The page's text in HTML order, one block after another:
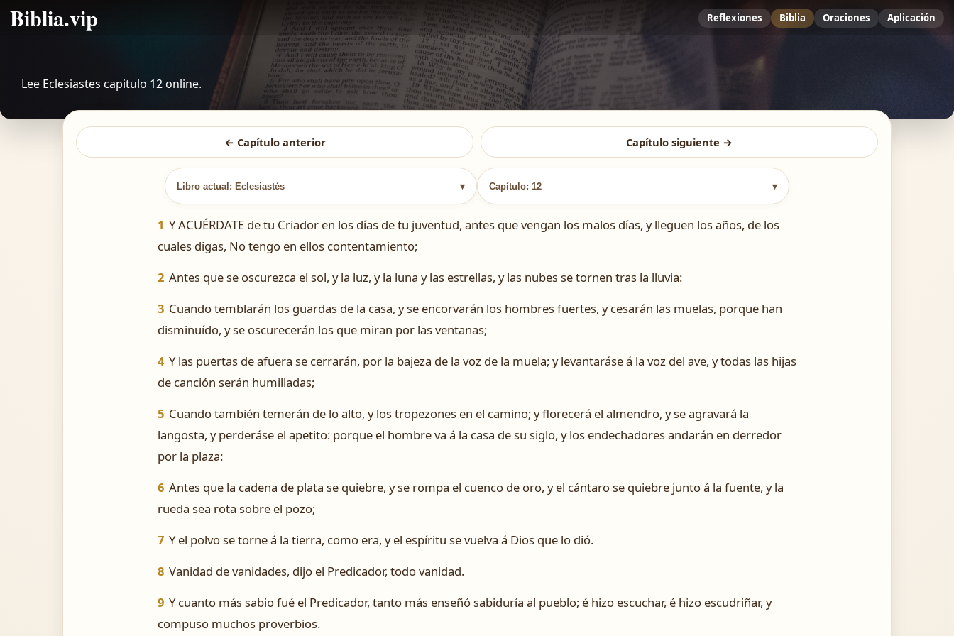
Biblia.vip Reflexiones Biblia Oraciones Aplicación
Lee Eclesiastes capitulo 12 online.
← Capítulo anterior Capítulo siguiente →
Libro actual: Eclesiastés ▾ Capítulo: 12 ▾
1 Y ACUÉRDATE de tu Criador en los días de tu juventud, antes que vengan los malos días, y lleguen los años, de los
cuales digas, No tengo en ellos contentamiento;
2 Antes que se oscurezca el sol, y la luz, y la luna y las estrellas, y las nubes se tornen tras la lluvia:
3 Cuando temblarán los guardas de la casa, y se encorvarán los hombres fuertes, y cesarán las muelas, porque han
disminuído, y se oscurecerán los que miran por las ventanas;
4 Y las puertas de afuera se cerrarán, por la bajeza de la voz de la muela; y levantaráse á la voz del ave, y todas las hijas
de canción serán humilladas;
5 Cuando también temerán de lo alto, y los tropezones en el camino; y florecerá el almendro, y se agravará la
langosta, y perderáse el apetito: porque el hombre va á la casa de su siglo, y los endechadores andarán en derredor
por la plaza:
6 Antes que la cadena de plata se quiebre, y se rompa el cuenco de oro, y el cántaro se quiebre junto á la fuente, y la
rueda sea rota sobre el pozo;
7 Y el polvo se torne á la tierra, como era, y el espíritu se vuelva á Dios que lo dió.
8 Vanidad de vanidades, dijo el Predicador, todo vanidad.
9 Y cuanto más sabio fué el Predicador, tanto más enseñó sabiduría al pueblo; é hizo escuchar, é hizo escudriñar, y
compuso muchos proverbios.